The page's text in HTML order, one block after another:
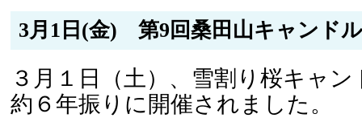
3月1日(金) 第9回桑田山キャンド
３月１日（土）、雪割り桜キャ
約６年振りに開催されました。